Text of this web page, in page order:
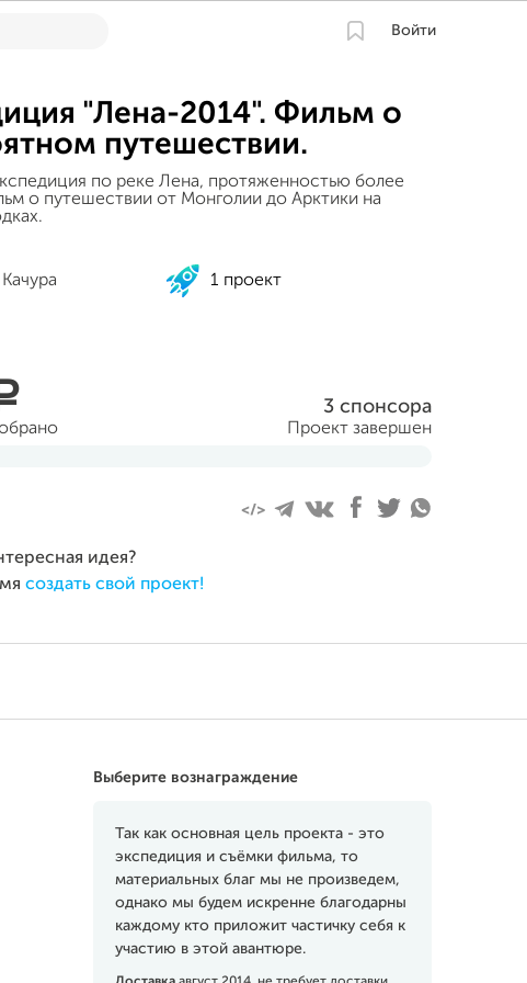
Войти
"Лена-2014". Фильм о
путешествии.
по реке Лена, протяженностью более
о путешествии от Монголии до Арктики на
1 проект
3 спонсора
Проект завершен
идея?
создать свой проект!
Выберите вознаграждение
Так как основная цель проекта - это
экспедиция и съёмки фильма, то
материальных благ мы не произведем,
однако мы будем искренне благодарны
каждому кто приложит частичку себя к
участию в этой авантюре.